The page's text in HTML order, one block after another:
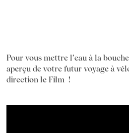
Pour vous mettre l’eau à la
aperçu de votre futur voyage à
direction le Film !